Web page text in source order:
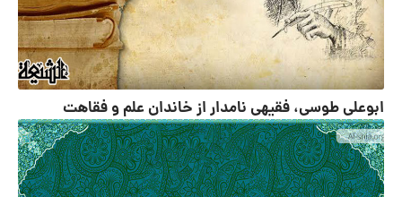
ابوعلی طوسی، فقیهی نامدار از خاندان علم و فقاهت